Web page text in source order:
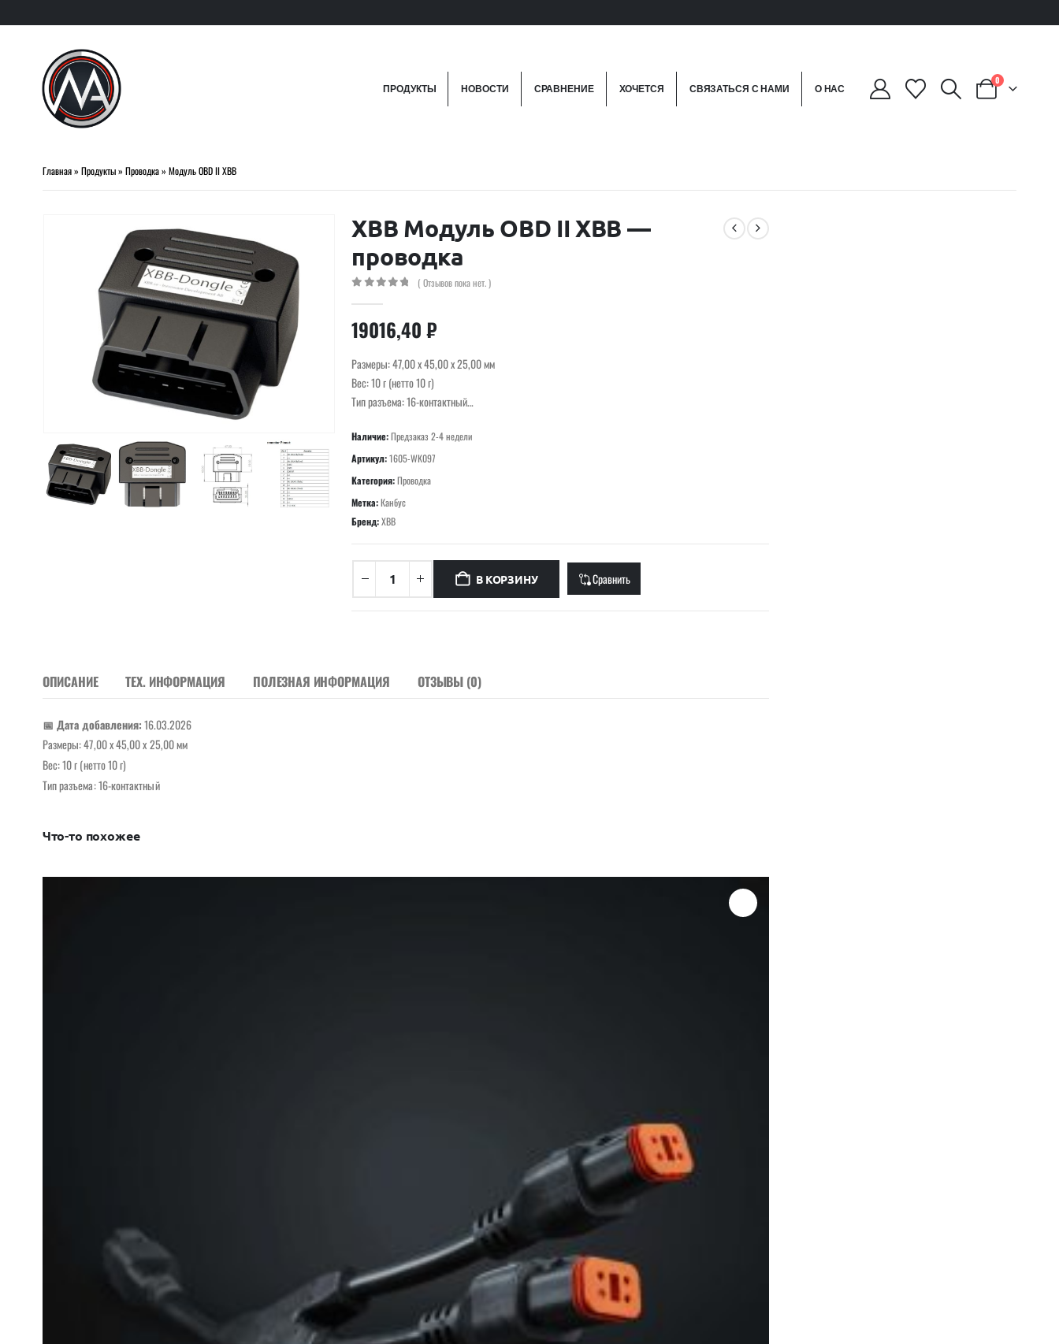
ПРОДУКТЫ НОВОСТИ СРАВНЕНИЕ ХОЧЕТСЯ СВЯЗАТЬСЯ С НАМИ О НАС
0
Главная» Продукты» Проводка» Модуль OBD II XBB
XBB Модуль OBD II XBB —
проводка
( Отзывов пока нет. )
19016,40₽
Размеры: 47,00 x 45,00 x 25,00 мм
Вес: 10 г (нетто 10 г)
Тип разъема: 16-контактный…
Наличие:Предзаказ 2-4 недели
Артикул:1605-WK097
Категория:Проводка
Метка:Канбус
Бренд:XBB
В КОРЗИНУ Сравнить
ОПИСАНИЕ ТЕХ. ИНФОРМАЦИЯ ПОЛЕЗНАЯ ИНФОРМАЦИЯ ОТЗЫВЫ (0)
📅 Дата добавления:16.03.2026
Размеры: 47,00 x 45,00 x 25,00 мм
Вес: 10 г (нетто 10 г)
Тип разъема: 16-контактный
Что-то похожее